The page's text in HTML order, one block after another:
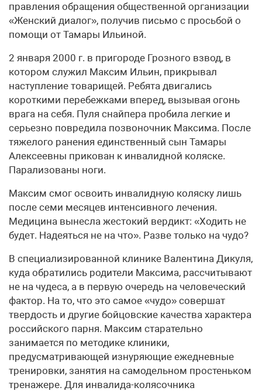
правления обращения общественной организации
«Женский диалог», получив письмо с просьбой о
помощи от Тамары Ильиной.
2 января 2000 г. в пригороде Грозного взвод, в
котором служил Максим Ильин, прикрывал
наступление товарищей. Ребята двигались
короткими перебежками вперед, вызывая огонь
врага на себя. Пуля снайпера пробила легкие и
серьезно повредила позвоночник Максима. После
тяжелого ранения единственный сын Тамары
Алексеевны прикован к инвалидной коляске.
Парализованы ноги.
Максим смог освоить инвалидную коляску лишь
после семи месяцев интенсивного лечения.
Медицина вынесла жестокий вердикт: «Ходить не
будет. Надеяться не на что». Разве только на чудо?
В специализированной клинике Валентина Дикуля,
куда обратились родители Максима, рассчитывают
не на чудеса, а в первую очередь на человеческий
фактор. На то, что это самое «чудо» совершат
твердость и другие бойцовские качества характера
российского парня. Максим старательно
занимается по методике клиники,
предусматривающей изнуряющие ежедневные
тренировки, занятия на самодельном простеньком
тренажере. Для инвалида-колясочника